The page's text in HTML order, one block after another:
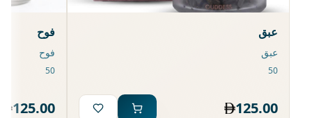
عبق
عبق
125.00
فوح
فوح
125.00